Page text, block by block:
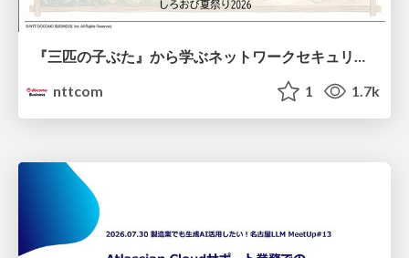
『三匹の子ぶた』から学ぶネットワークセキュリティの昔と今 / Network Security: Then and Now Through the Lens of The Three Little Pigs
nttcom
1 1.7k